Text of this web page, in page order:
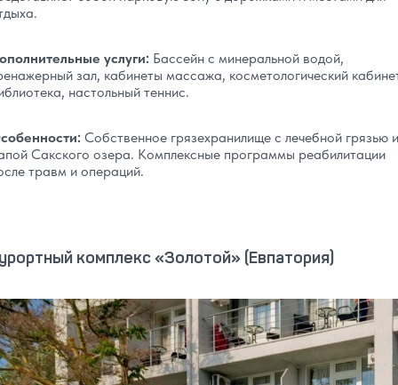
услуги: Бассейн с минеральной водой,
зал, кабинеты массажа, косметологический
настольный теннис.
Собственное грязехранилище с лечебной грязью и
Сакского озера. Комплексные программы реабилитации
травм и операций.
комплекс «Золотой» (Евпатория)